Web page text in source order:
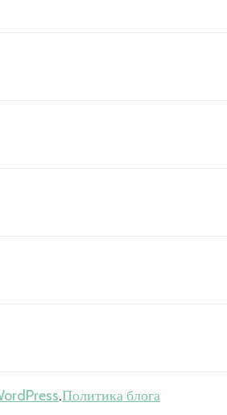
.Политика блога